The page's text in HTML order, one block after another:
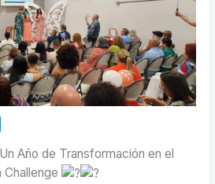
Año de Transformación en el
Challenge